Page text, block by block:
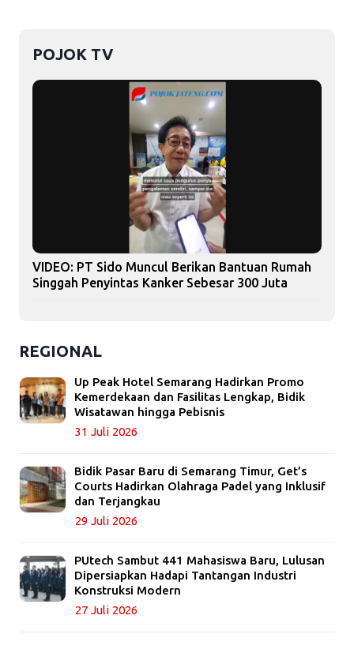
POJOK TV
VIDEO: PT Sido Muncul Berikan Bantuan Rumah
Singgah Penyintas Kanker Sebesar 300 Juta
REGIONAL
Up Peak Hotel Semarang Hadirkan Promo
Kemerdekaan dan Fasilitas Lengkap, Bidik
Wisatawan hingga Pebisnis
31 Juli 2026
Bidik Pasar Baru di Semarang Timur, Get’s
Courts Hadirkan Olahraga Padel yang Inklusif
dan Terjangkau
29 Juli 2026
PUtech Sambut 441 Mahasiswa Baru, Lulusan
Dipersiapkan Hadapi Tantangan Industri
Konstruksi Modern
27 Juli 2026